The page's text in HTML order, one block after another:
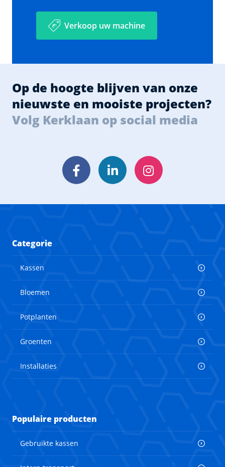
Verkoop uw machine
Op de hoogte blijven van onze
nieuwste en mooiste projecten?
Volg Kerklaan op social media
FacebookLinkedInInstagram
Categorie
Kassen
Bloemen
Potplanten
Groenten
Installaties
Populaire producten
Gebruikte kassen